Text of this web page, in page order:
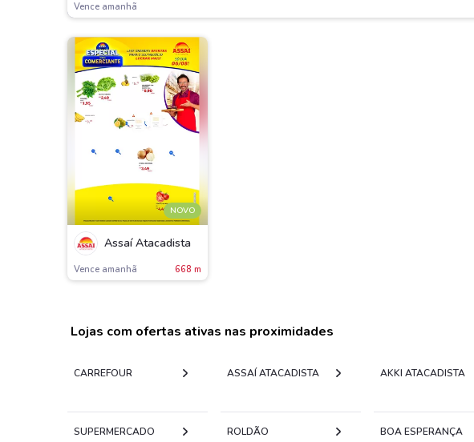
Vence amanh
NOVO
Assaí Atacadista
Vence amanh 668 m
Lojas com ofertas ativas nas proximidades
CARREFOUR ASSAÍ ATACADISTA AKKI ATACADISTA
SUPERMERCADO
ROLDÃO BOA ESPERANÇA